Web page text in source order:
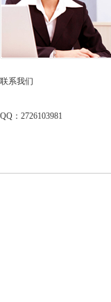
联系我们
QQ：2726103981